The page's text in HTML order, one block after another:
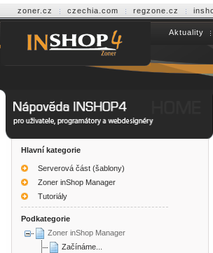
zoner.cz czechia.com regzone.cz
Help INSHOP4 Aktuality
Hlavní kategorie
Serverová část (šablony)
Zoner inShop Manager
Tutoriály
Podkategorie
Zoner inShop Manager
Začínáme...